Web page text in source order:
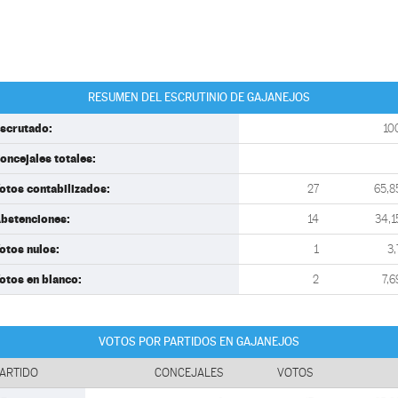
RESUMEN DEL ESCRUTINIO DE GAJANEJOS
totales:
contabilizados: 27
14
nulos: 1
en blanco: 2
VOTOS POR PARTIDOS EN GAJANEJOS
CONCEJALES VOTOS